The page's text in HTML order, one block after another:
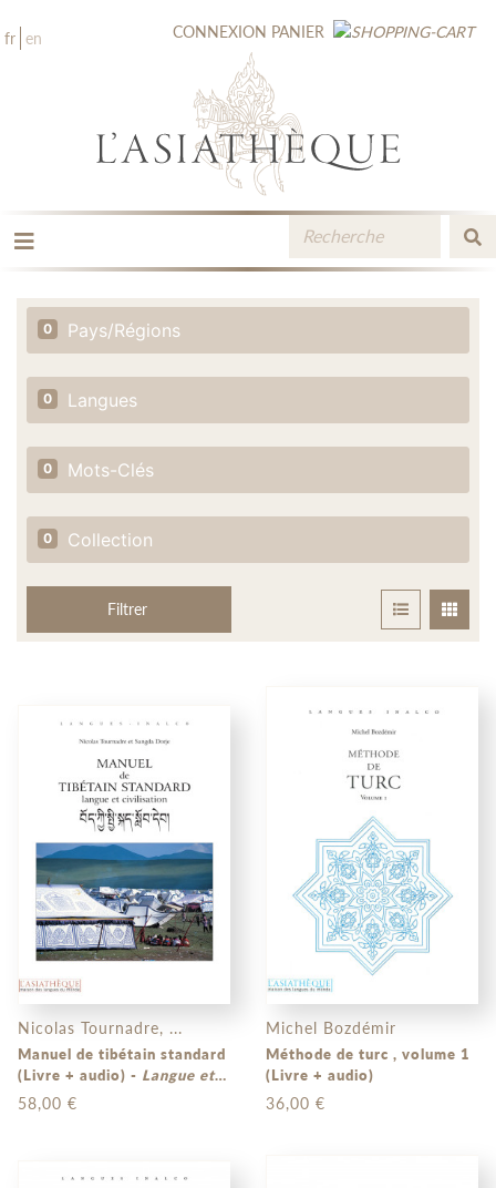
fr en CONNEXION PANIER
LES ÉDITIONS
LA LIBRAIRIE
CATALOGUE
MÉDIATHÈQUE
NOUVEAUTÉS / À PARAÎTRE
0 Pays/Régions
0 Langues
0 Mots-Clés
0 Collection
Filtrer
Nicolas Tournadre, ...
Manuel de tibétain standard
(Livre + audio) - Langue et
civilisation
58,00 €
Michel Bozdémir
Méthode de turc , volume 1
(Livre + audio)
36,00 €